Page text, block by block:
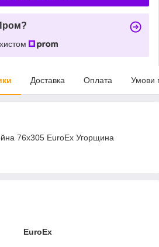
Доставка Оплата Умови
76x305 EuroEx Угорщина
EuroEx